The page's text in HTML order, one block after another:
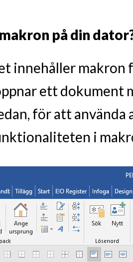
på din
innehåller makron
ett dokument
för att
i